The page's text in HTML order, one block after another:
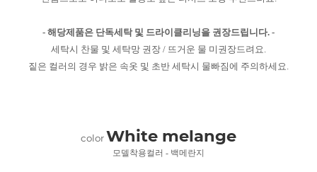
- 해당제품은 단독세탁 및 드라이클리닝을 권장드립니다. -
세탁시 찬물 및 세탁망 권장 / 뜨거운 물 미권장드려요.
짙은 컬러의 경우 밝은 속옷 및 초반 세탁시 물빠짐에 주의하세요.
colorWhite melange
모델착용컬러 - 백메란지